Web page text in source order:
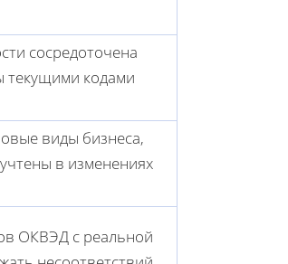
сосредоточена
текущими кодами
виды бизнеса,
в изменениях
ОКВЭД с реальной